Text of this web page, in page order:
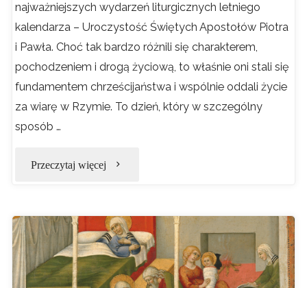
najważniejszych wydarzeń liturgicznych letniego
kalendarza – Uroczystość Świętych Apostołów Piotra
i Pawła. Choć tak bardzo różnili się charakterem,
pochodzeniem i drogą życiową, to właśnie oni stali się
fundamentem chrześcijaństwa i wspólnie oddali życie
za wiarę w Rzymie. To dzień, który w szczególny
sposób …
Przeczytaj więcej "Dwa
jednego
Kościoła.